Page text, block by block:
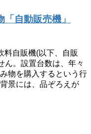
自動販売機」
料自販機(以下、自販
ん。設置台数は、年々
物を購入するという行
景には、品ぞろえが